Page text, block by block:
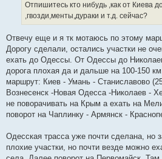
Отпишитесь кто нибудь ,как от Киева
,гвозди,менты,дураки и т.д. сейчас?
Отвечу еще и я тк мотаюсь по этому
Дорогу сделали, остались участки не
ехать до Одессы. От Одессы до
дорога плохая да и дальше на 100-150
маршрут: Киев - Умань - Станиславово
Вознесенск -Новая Одесса -Николаев -
не поворачивать на Крым а ехать на
поворот на Чаплинку - Армянск -
Одесская трасса уже почти сделана, но
плохие участки, но почти везде можно